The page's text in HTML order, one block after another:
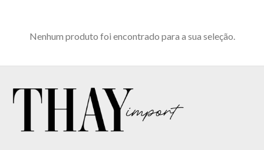
Nenhum produto foi encontrado para a sua seleção.